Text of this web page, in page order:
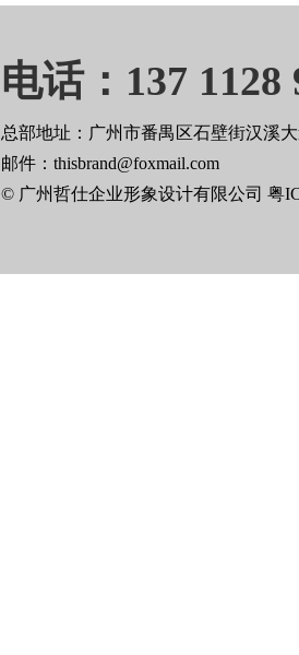
电话：137 1128
总部地址：广州市番禺区石壁街汉溪
邮件：thisbrand@foxmail.com
© 广州哲仕企业形象设计有限公司 粤